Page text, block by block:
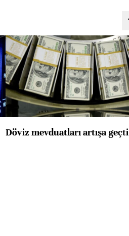
Döviz mevduatları artışa geçti